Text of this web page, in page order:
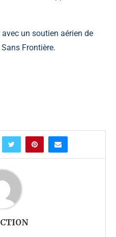
un soutien aérien de
Frontière.